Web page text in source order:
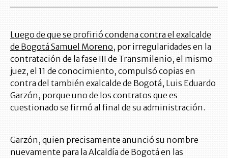
Luego de que se profirió condena contra el exalcalde
de Bogotá Samuel Moreno, por irregularidades en la
contratación de la fase III de Transmilenio, el mismo
juez, el 11 de conocimiento, compulsó copias en
contra del también exalcalde de Bogotá, Luis Eduardo
Garzón, porque uno de los contratos que es
cuestionado se firmó al final de su administración.
Garzón, quien precisamente anunció su nombre
nuevamente para la Alcaldía de Bogotá en las